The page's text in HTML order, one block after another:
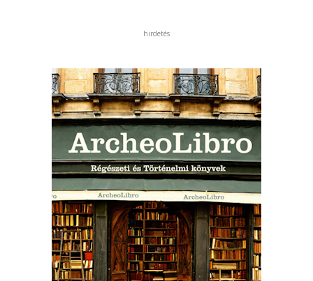
hirdetés